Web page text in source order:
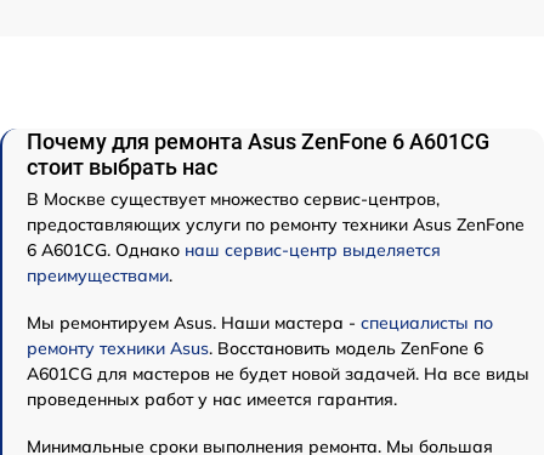
Почему для ремонта Asus ZenFone 6 A601CG
стоит выбрать нас
В Москве существует множество сервис-центров,
предоставляющих услуги по ремонту техники Asus ZenFone
6 A601CG. Однако наш сервис-центр выделяется
преимуществами.
Мы ремонтируем Asus. Наши мастера - специалисты по
ремонту техники Asus. Восстановить модель ZenFone 6
A601CG для мастеров не будет новой задачей. На все виды
проведенных работ у нас имеется гарантия.
Минимальные сроки выполнения ремонта. Мы большая